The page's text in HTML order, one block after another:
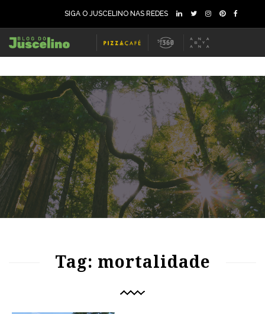
SIGA O JUSCELINO NAS REDES
Tag: mortalidade